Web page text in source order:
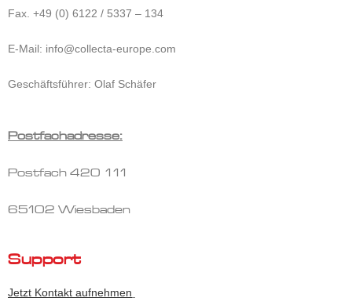
Fax. +49 (0) 6122 / 5337 – 134
E-Mail: info@collecta-europe.com
Geschäftsführer: Olaf Schäfer
Postfachadresse:
Postfach 420 111
65102 Wiesbaden
Support
Jetzt Kontakt aufnehmen